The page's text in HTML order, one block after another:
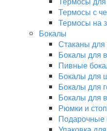
Термосы с
Термосы на
Бокалы
Стаканы
Бокалы для
Пивные
Бокалы для
Бокалы для
Бокалы для
Рюмки и
Подарочные